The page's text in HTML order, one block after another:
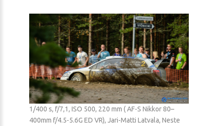
1/400 s, f/7,1, ISO 500, 220 mm ( AF-S Nikkor 80–
400mm f/4.5-5.6G ED VR), Jari-Matti Latvala, Neste